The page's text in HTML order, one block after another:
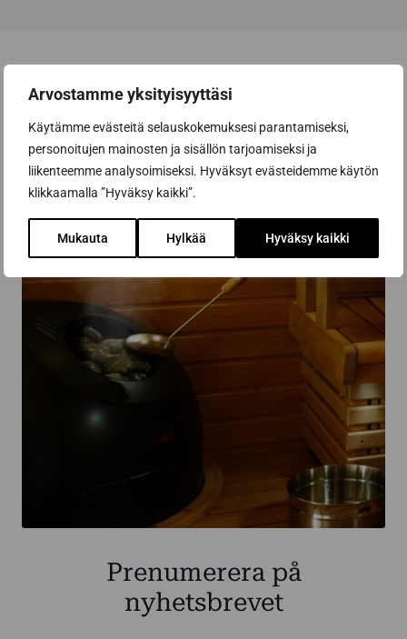
Arvostamme yksityisyyttäsi
Käytämme evästeitä selauskokemuksesi parantamiseksi,
personoitujen mainosten ja sisällön tarjoamiseksi ja
liikenteemme analysoimiseksi. Hyväksyt evästeidemme käytön
klikkaamalla ”Hyväksy kaikki”.
Mukauta Hylkää Hyväksy kaikki
Prenumerera på
nyhetsbrevet